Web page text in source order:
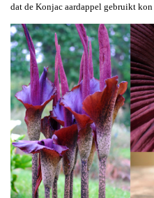
dat de Konjac aardappel gebruikt kon